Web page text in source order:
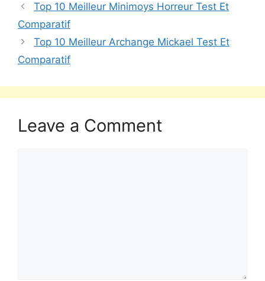
Top 10 Meilleur Minimoys Horreur Test Et
Comparatif
Top 10 Meilleur Archange Mickael Test Et
Comparatif
Leave a Comment